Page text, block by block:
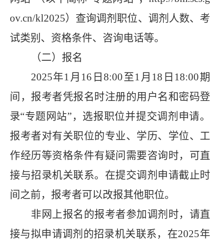
ov.cn/kl2025）查询调剂职位、调剂人数、考
试类别、资格条件、咨询电话等。
（二）报名
2025年1 月 16 日 8:00至1 月 18 日 18:00期
间，报考者凭报名时注册的用户名和密码登
录“专题网站”，选报职位并提交调剂申请。
报考者对有关职位的专业、学历、学位、工
作经历等资格条件有疑问需要咨询时，可直
接与招录机关联系。在提交调剂申请截止时
间之前，报考者可以改报其他职位。
非网上报名的报考者参加调剂时，请直
接与拟申请调剂的招录机关联系，在2025年